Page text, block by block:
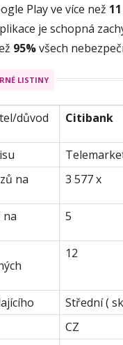
Play ve více než
je schopná
95%všech
LISTINY
důvod
Citibank
na
3 577 x
na
5
12
Střední (
CZ